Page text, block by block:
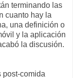
terminando las
cuanto hay la
una definición o
y la aplicación
la discusión.
post-comida